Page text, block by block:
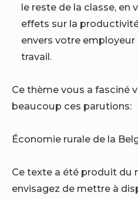
le reste de la classe, en
effets sur la
envers votre
travail.
Ce thème vous a fasciné
beaucoup ces parutions:
Économie rurale de la
Ce texte a été produit du
envisagez de mettre à